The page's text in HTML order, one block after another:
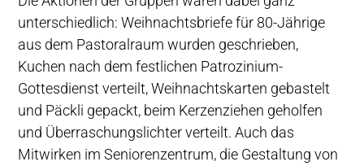
unterschiedlich: Weihnachtsbriefe für 80-Jährige
aus dem Pastoralraum wurden geschrieben,
Kuchen nach dem festlichen Patrozinium-
Gottesdienst verteilt, Weihnachtskarten gebastelt
und Päckli gepackt, beim Kerzenziehen geholfen
und Überraschungslichter verteilt. Auch das
Mitwirken im Seniorenzentrum, die Gestaltung von